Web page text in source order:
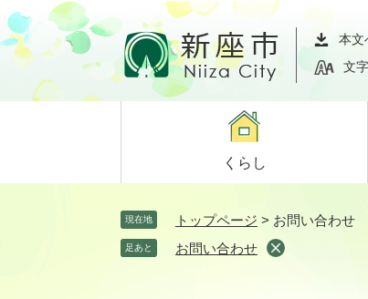
ペ
ー
ジ
メ
ニ
ュ
て
本文
文
くらし
現在地 トップページ > お問い合わせ
足あと お問い合わせ